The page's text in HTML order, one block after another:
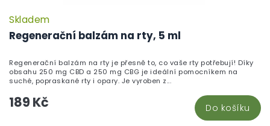
Regenerační balzám na rty, 5 ml
Skladem
189 Kč Do košíku
Regenerační balzám na rty je přesně to, co vaše rty potřebují! Díky
obsahu 250 mg CBD a 250 mg CBG je ideální pomocníkem na
suché, popraskané rty i opary. Je vyroben z...